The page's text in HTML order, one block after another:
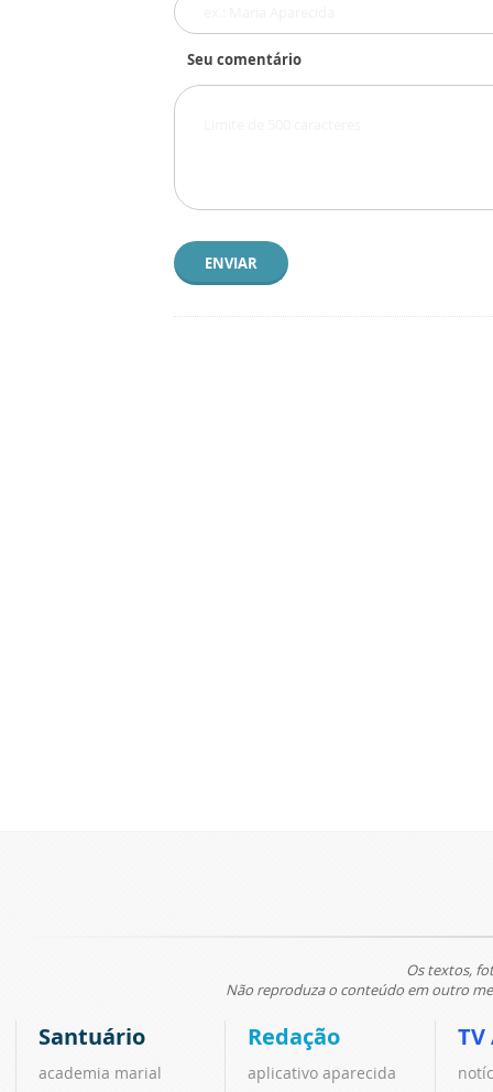
Seu comentário
ENVIAR
Os textos,
Não reproduza o conteúdo em outro
Santuário
academia marial
Redação
aplicativo aparecida